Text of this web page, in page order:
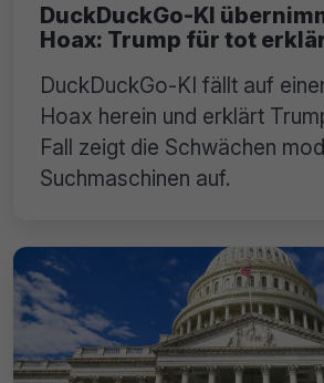
DuckDuckGo-KI
Hoax: Trump für tot
DuckDuckGo-KI fällt auf
Hoax herein und erklärt
Fall zeigt die Schwächen
Suchmaschinen auf.